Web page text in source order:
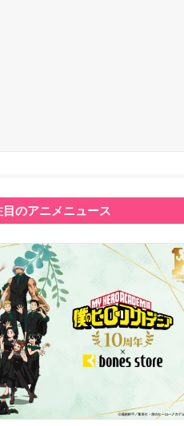
のアニメニュース